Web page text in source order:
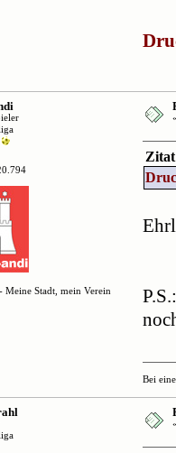
Meine Stadt, mein Verein
Zitat
Bei